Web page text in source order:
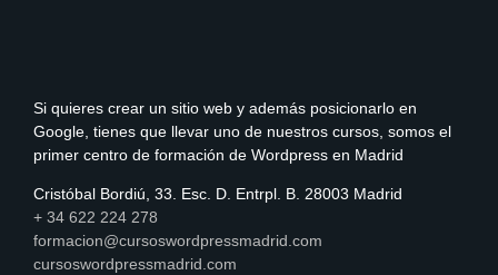
Si quieres crear un sitio web y además posicionarlo en
Google, tienes que llevar uno de nuestros cursos, somos el
primer centro de formación de Wordpress en Madrid
Cristóbal Bordiú, 33. Esc. D. Entrpl. B. 28003 Madrid
+ 34 622 224 278
formacion@cursoswordpressmadrid.com
cursoswordpressmadrid.com